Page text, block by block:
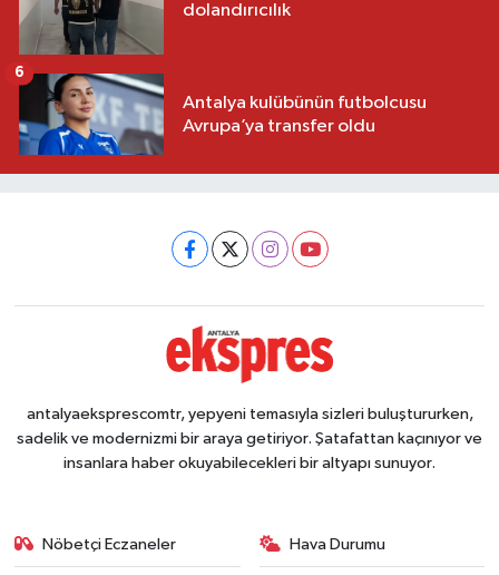
dolandırıcılık
Antalya kulübünün futbolcusu
Avrupa’ya transfer oldu
6
antalyaeksprescomtr, yepyeni temasıyla sizleri buluştururken,
sadelik ve modernizmi bir araya getiriyor. Şatafattan kaçınıyor ve
insanlara haber okuyabilecekleri bir altyapı sunuyor.
Nöbetçi Eczaneler Hava Durumu